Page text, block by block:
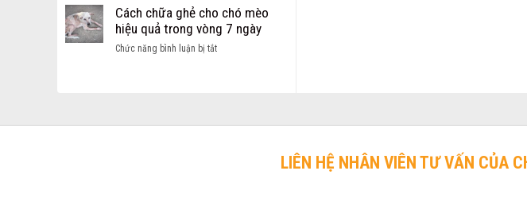
người
mua
nhất
giống
chó
có
Mẫu
bát
thức
Cách chữa ghẻ cho chó mèo
hiệu quả trong vòng 7 ngày
Chức năng bình luận bị tắtở
chó
LIÊN HỆ NHÂN VIÊN TƯ VẤN CỦA